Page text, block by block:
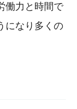
働力と時間で
になり多くの